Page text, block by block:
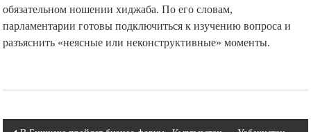
обязательном ношении хиджаба. По его словам,
парламентарии готовы подключиться к изучению вопроса и
разъяснить «неясные или неконструктивные» моменты.